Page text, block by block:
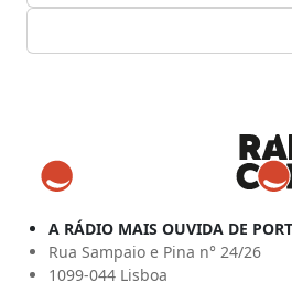
A RÁDIO MAIS OUVIDA DE
Rua Sampaio e Pina n° 24/26
1099-044 Lisboa